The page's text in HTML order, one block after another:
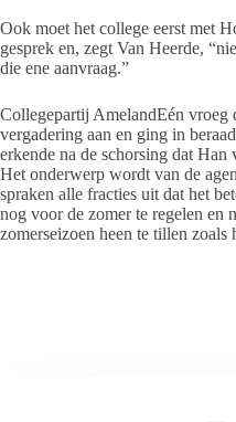
Ook moet het college eerst met
gesprek en, zegt Van Heerde,
die ene aanvraag.”
Collegepartij AmelandEén vroeg
vergadering aan en ging in
erkende na de schorsing dat Han
Het onderwerp wordt van de
spraken alle fracties uit dat het
nog voor de zomer te regelen en
zomerseizoen heen te tillen zoals